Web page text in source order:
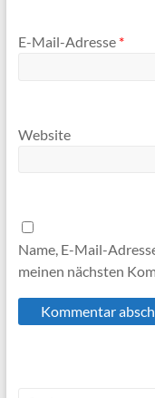
E-Mail-Adresse *
Website
Name, E-Mail-
meinen nächsten